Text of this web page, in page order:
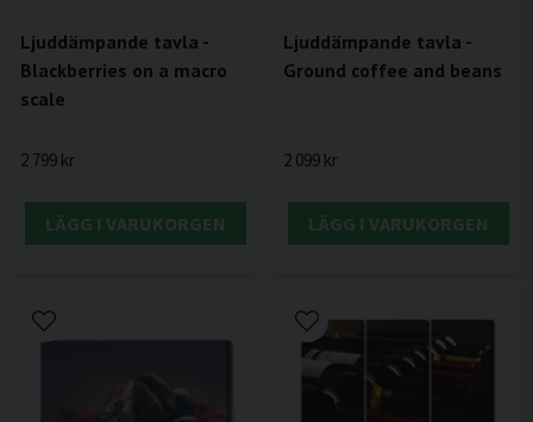
Ljuddämpande tavla -
Blackberries on a macro
scale
2 799 kr
LÄGG I VARUKORGEN
Ljuddämpande tavla -
Ground coffee and beans
2 099 kr
LÄGG I VARUKORGEN